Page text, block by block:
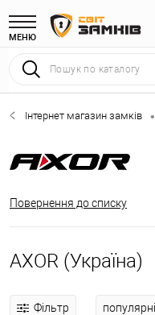
МЕНЮ
Інтернет магазин замків •
Повернення до списку
AXOR (Україна)
Фільтр